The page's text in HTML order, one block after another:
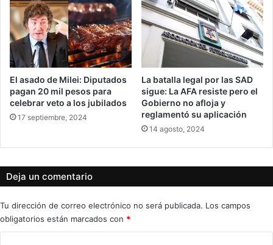
El asado de Milei: Diputados
pagan 20 mil pesos para
celebrar veto a los jubilados
17 septiembre, 2024
La batalla legal por las SAD
sigue: La AFA resiste pero el
Gobierno no afloja y
reglamentó su aplicación
14 agosto, 2024
Deja un comentario
Tu dirección de correo electrónico no será publicada. Los campos
obligatorios están marcados con *